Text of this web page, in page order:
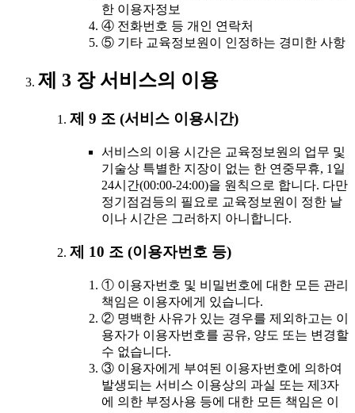
한 이용자정보
④ 전화번호 등 개인 연락처
⑤ 기타 교육정보원이 인정하는 경미한 사항
제 3 장 서비스의 이용
제 9 조 (서비스 이용시간)
서비스의 이용 시간은 교육정보원의 업무 및
기술상 특별한 지장이 없는 한 연중무휴, 1일
24시간(00:00-24:00)을 원칙으로 합니다. 다만
정기점검등의 필요로 교육정보원이 정한 날
이나 시간은 그러하지 아니합니다.
제 10 조 (이용자번호 등)
① 이용자번호 및 비밀번호에 대한 모든 관리
책임은 이용자에게 있습니다.
② 명백한 사유가 있는 경우를 제외하고는 이
용자가 이용자번호를 공유, 양도 또는 변경할
수 없습니다.
③ 이용자에게 부여된 이용자번호에 의하여
발생되는 서비스 이용상의 과실 또는 제3자
에 의한 부정사용 등에 대한 모든 책임은 이